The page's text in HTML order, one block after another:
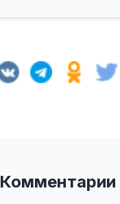
Комментарии